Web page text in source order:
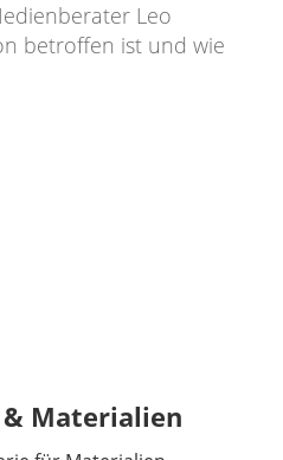
Leo
betroffen ist und wie
& Materialien